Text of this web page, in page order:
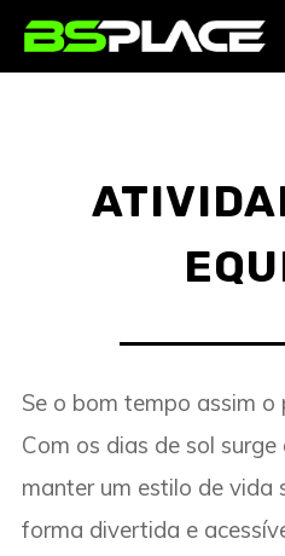
Se o bom tempo assim o
Com os dias de sol
manter um estilo de vida
forma divertida e